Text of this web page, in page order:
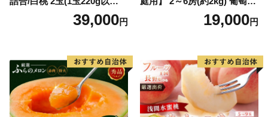
上)・シャインマスカット 晴
39,000円
どう ブドウ フルーツ 果物 く
だもの 果実 旬の果物 旬のフ
19,000円